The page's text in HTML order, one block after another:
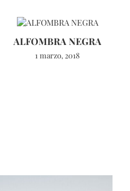
ALFOMBRA NEGRA
1 marzo, 2018